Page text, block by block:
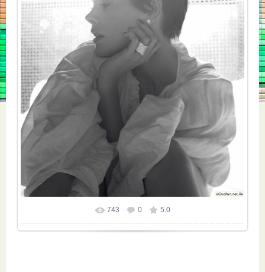
Размер фотографии: 1063x1240
743 0 5.0